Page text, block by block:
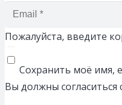
Пожалуйста, введите
Сохранить моё имя,
Вы должны согласиться